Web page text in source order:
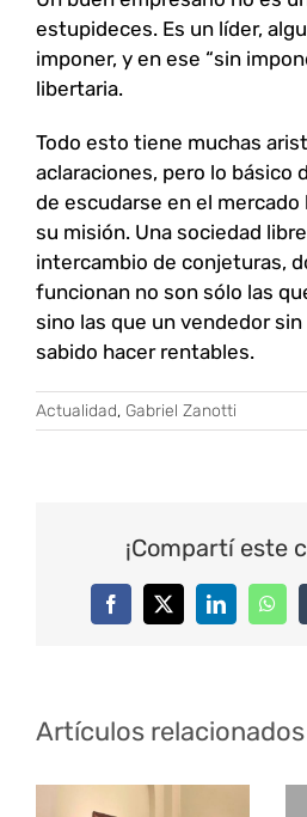
estupideces. Es un líder,
imponer, y en ese “sin
libertaria.
Todo esto tiene muchas
aclaraciones, pero lo básico
de escudarse en el mercado
su misión. Una sociedad
intercambio de conjeturas,
funcionan no son sólo las
sino las que un vendedor
sabido hacer rentables.
Actualidad, Gabriel Zanotti
¡Compartí este
FacebookTwitterLinkedIn
Artículos relacionados